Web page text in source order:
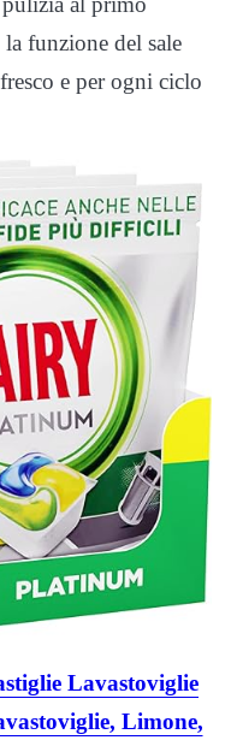
funzione del sale
e per ogni ciclo
Lavastoviglie
Limone,